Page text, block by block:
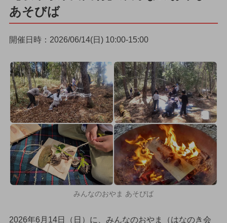
あそびば
開催日時：2026/06/14(日) 10:00-15:00
みんなのおやま あそびば
2026年6月14日（日）に、みんなのおやま（はなのき会